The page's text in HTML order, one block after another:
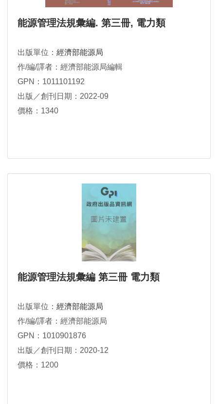
能源管理法規彙編. 第三冊, 電力類
出版單位： 經濟部能源局
作/編/譯者：經濟部能源局編輯
GPN：1011101192
出版／創刊日期：2022-09
價格：1340
能源管理法規彙編 第三冊 電力類
出版單位： 經濟部能源局
作/編/譯者：經濟部能源局
GPN：1010901876
出版／創刊日期：2020-12
價格：1200